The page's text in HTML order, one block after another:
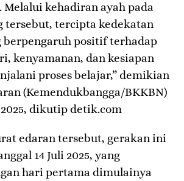
kehadiran ayah pada
tersebut, tercipta kedekatan
berpengaruh positif terhadap
kenyamanan, dan kesiapan
proses belajar,” demikian
(Kemendukbangga/BKKBN)
dikutip detik.com
edaran tersebut, gerakan ini
14 Juli 2025, yang
hari pertama dimulainya